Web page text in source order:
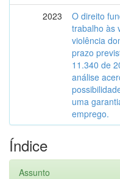
2023
O direito
trabalho às
violência
prazo
11.340 de
análise
uma
emprego.
Índice
Assunto